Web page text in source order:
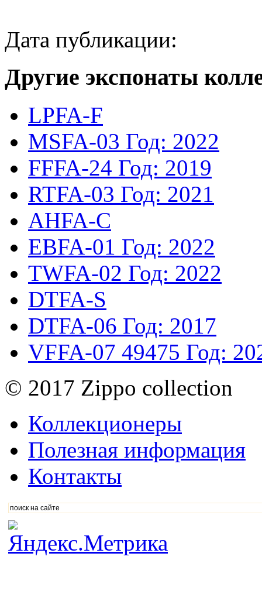
Дата публикации:
Другие экспонаты
LPFA-F
MSFA-03 Год: 2022
FFFA-24 Год: 2019
RTFA-03 Год: 2021
AHFA-C
EBFA-01 Год: 2022
TWFA-02 Год: 2022
DTFA-S
DTFA-06 Год: 2017
VFFA-07 49475 Год:
© 2017 Zippo collection
Коллекционеры
Полезная информация
Контакты